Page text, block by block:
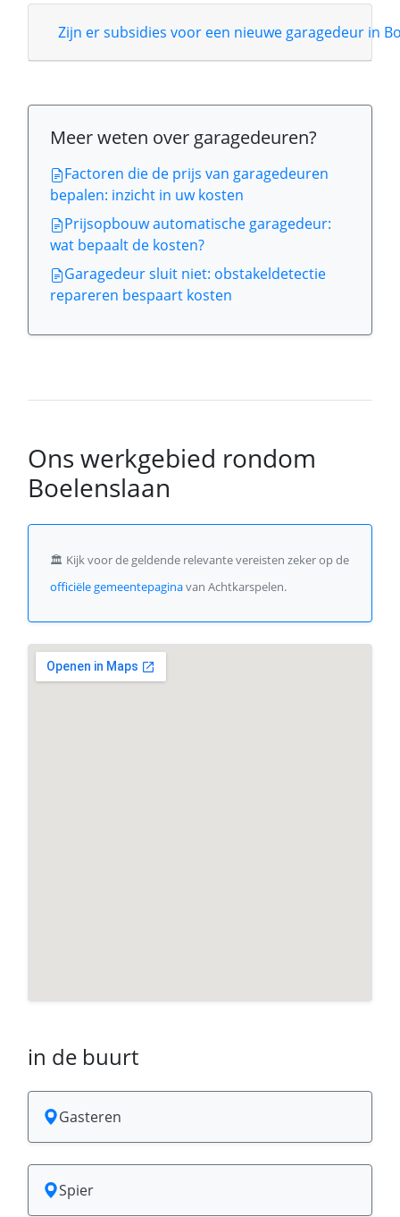
Zijn er subsidies voor een nieuwe garagedeur in
Meer weten over garagedeuren?
Factoren die de prijs van garagedeuren
bepalen: inzicht in uw kosten
Prijsopbouw automatische garagedeur:
wat bepaalt de kosten?
Garagedeur sluit niet: obstakeldetectie
repareren bespaart kosten
Ons werkgebied rondom
Boelenslaan
🏛️ Kijk voor de geldende relevante vereisten zeker op de
officiële gemeentepaginavan Achtkarspelen.
in de buurt
Gasteren
Spier